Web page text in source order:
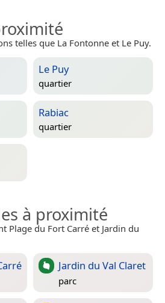
telles que La Fontonne et Le Puy.
Le Puy
quartier
Rabiac
quartier
à proximité
Plage du Fort Carré et Jardin du
Jardin du Val Claret
parc